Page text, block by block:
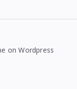
on Wordpress